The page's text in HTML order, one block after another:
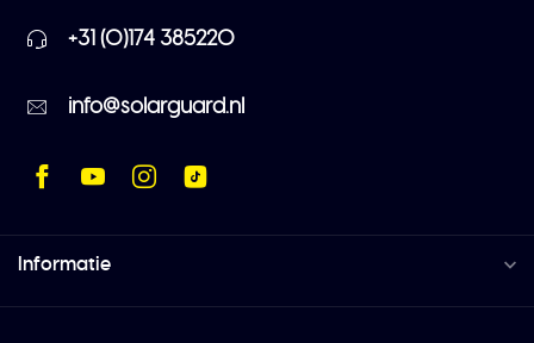
+31 (0)174 385220
info@solarguard.nl
Informatie